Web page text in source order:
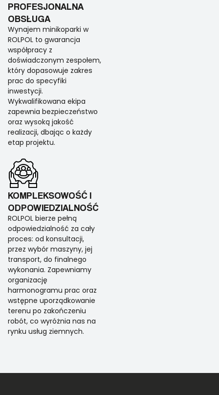
PROFESJONALNA
OBSŁUGA
Wynajem minikoparki w
ROLPOL to gwarancja
współpracy z
doświadczonym zespołem,
który dopasowuje zakres
prac do specyfiki
inwestycji.
Wykwalifikowana ekipa
zapewnia bezpieczeństwo
oraz wysoką jakość
realizacji, dbając o każdy
etap projektu.
KOMPLEKSOWOŚĆ I
ODPOWIEDZIALNOŚĆ
ROLPOL bierze pełną
odpowiedzialność za cały
proces: od konsultacji,
przez wybór maszyny, jej
transport, do finalnego
wykonania. Zapewniamy
organizację
harmonogramu prac oraz
wstępne uporządkowanie
terenu po zakończeniu
robót, co wyróżnia nas na
rynku usług ziemnych.